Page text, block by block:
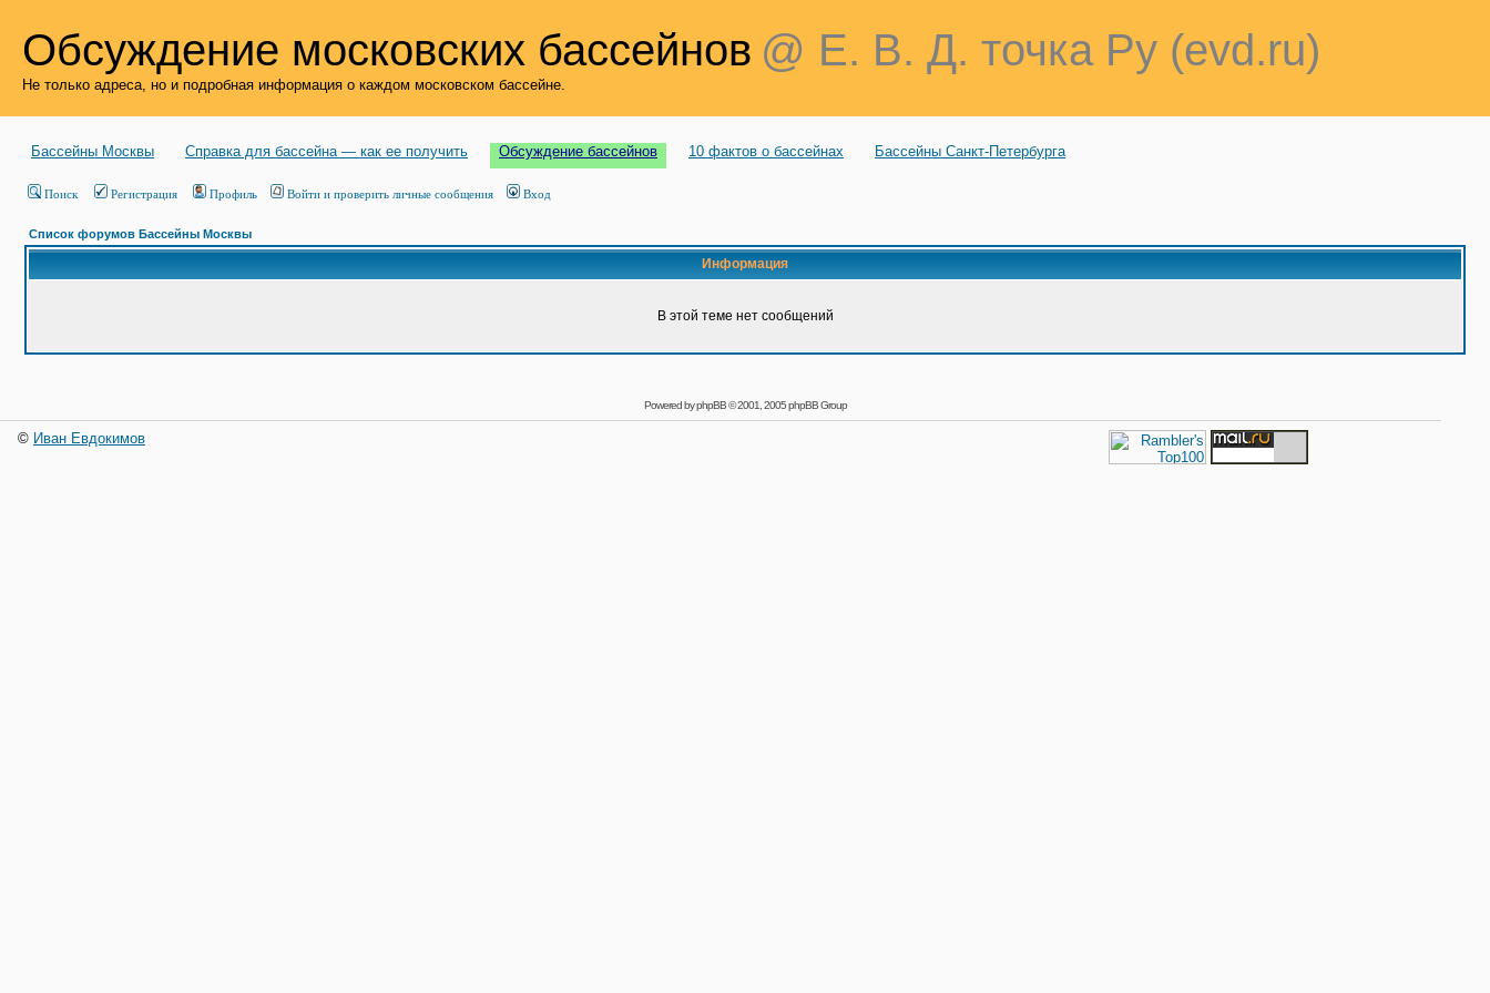
Обсуждение московских бассейнов @ Е. В. Д. точка Ру (evd.ru)
Не только адреса, но и подробная информация о каждом московском бассейне.
Бассейны Москвы Справка для бассейна — как ее получить Обсуждение бассейнов 10 фактов о бассейнах Бассейны Санкт-Петербурга
Поиск Регистрация Профиль Войти и проверить личные сообщения Вход
Список форумов Бассейны Москвы
Информация
В этой теме нет сообщений
Powered byphpBB© 2001, 2005 phpBB Group
© Иван Евдокимов